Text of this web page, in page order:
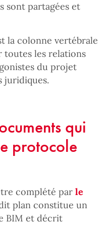
sont partagées et
la colonne vertébrale
toutes les relations
du projet
juridiques.
qui
protocole
complété par le
plan constitue un
BIM et décrit